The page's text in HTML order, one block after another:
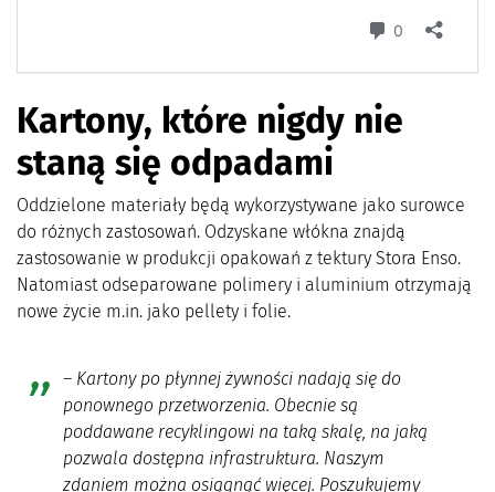
Kartony, które nigdy nie
staną się odpadami
Oddzielone materiały będą wykorzystywane jako surowce
do różnych zastosowań. Odzyskane włókna znajdą
zastosowanie w produkcji opakowań z tektury Stora Enso.
Natomiast odseparowane polimery i aluminium otrzymają
nowe życie m.in. jako pellety i folie.
– Kartony po płynnej żywności nadają się do
ponownego przetworzenia. Obecnie są
poddawane recyklingowi na taką skalę, na jaką
pozwala dostępna infrastruktura. Naszym
zdaniem można osiągnąć więcej. Poszukujemy